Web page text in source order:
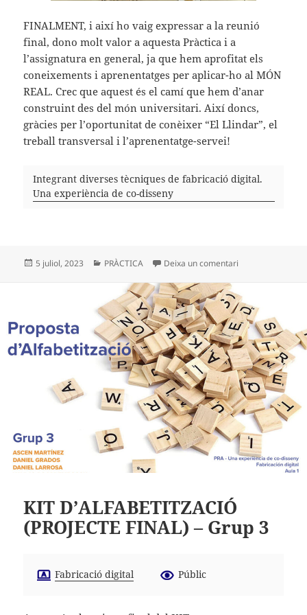
FINALMENT, i així ho vaig expressar a la reunió
final, dono molt valor a aquesta Pràctica i a
l’assignatura en general, ja que hem aprofitat els
coneixements i aprenentatges per aplicar-ho al MÓN
REAL. Crec que aquest és el camí que hem d’anar
construint des del món universitari. Així doncs,
gràcies per l’oportunitat de conèixer “El Llindar”, el
treball transversal i l’aprenentatge-servei!
Integrant diverses tècniques de fabricació digital.
Una experiència de co-disseny
Publicat
5 juliol, 2023 Categories
PRÀCTICA Deixa un comentari
KIT D’ALFABETITZACIÓ
(PROJECTE FINAL) – Grup 3
Fabricació digital Públic